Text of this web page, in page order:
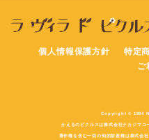
個人情報保護方針 特定
ご
Copyright © 1994
かえるのピクルスは株式会社ナカジマコ
著作権を含む一切の知的財産権は株式会